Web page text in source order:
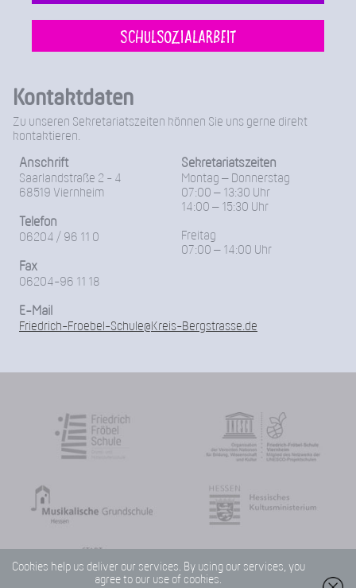
Schulsozialarbeit
Kontaktdaten
Zu unseren Sekretariatszeiten können Sie uns gerne direkt
kontaktieren.
Anschrift
Saarlandstraße 2 - 4
68519 Viernheim
Telefon
06204 / 96 11 0
Fax
06204-96 11 18
Sekretariatszeiten
Montag – Donnerstag
07:00 – 13:30 Uhr
14:00 – 15:30 Uhr
Freitag
07:00 – 14:00 Uhr
E-Mail
Friedrich-Froebel-Schule@Kreis-Bergstrasse.de
Cookies help us deliver our services. By using our services, you
agree to our use of cookies.